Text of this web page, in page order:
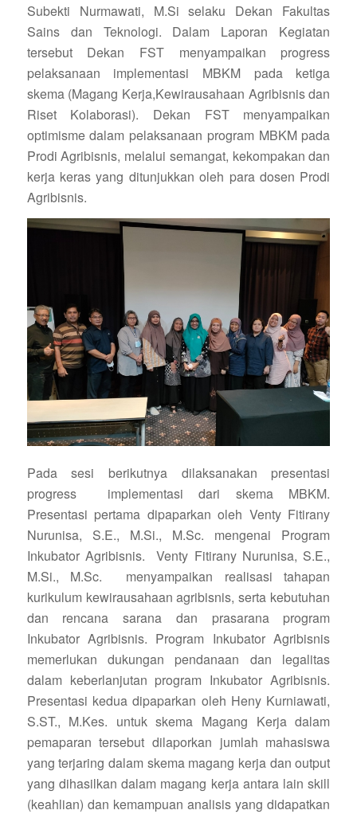
Subekti Nurmawati, M.Si selaku Dekan Fakultas
Sains dan Teknologi. Dalam Laporan Kegiatan
tersebut Dekan FST menyampaikan progress
pelaksanaan implementasi MBKM pada ketiga
skema (Magang Kerja,Kewirausahaan Agribisnis dan
Riset Kolaborasi). Dekan FST menyampaikan
optimisme dalam pelaksanaan program MBKM pada
Prodi Agribisnis, melalui semangat, kekompakan dan
kerja keras yang ditunjukkan oleh para dosen Prodi
Agribisnis.
Pada sesi berikutnya dilaksanakan presentasi
progress implementasi dari skema MBKM.
Presentasi pertama dipaparkan oleh Venty Fitirany
Nurunisa, S.E., M.Si., M.Sc. mengenai Program
Inkubator Agribisnis. Venty Fitirany Nurunisa, S.E.,
M.Si., M.Sc. menyampaikan realisasi tahapan
kurikulum kewirausahaan agribisnis, serta kebutuhan
dan rencana sarana dan prasarana program
Inkubator Agribisnis. Program Inkubator Agribisnis
memerlukan dukungan pendanaan dan legalitas
dalam keberlanjutan program Inkubator Agribisnis.
Presentasi kedua dipaparkan oleh Heny Kurniawati,
S.ST., M.Kes. untuk skema Magang Kerja dalam
pemaparan tersebut dilaporkan jumlah mahasiswa
yang terjaring dalam skema magang kerja dan output
yang dihasilkan dalam magang kerja antara lain skill
(keahlian) dan kemampuan analisis yang didapatkan